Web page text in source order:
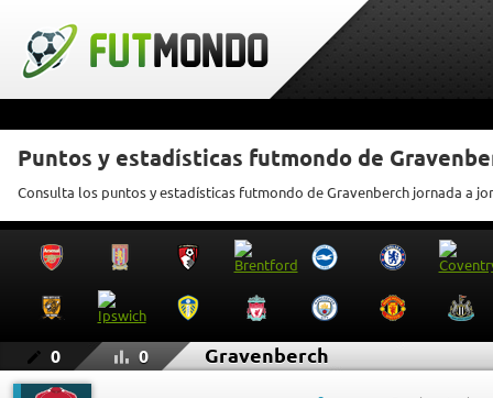
Puntos y estadísticas futmondo de
Consulta los puntos y estadísticas futmondo de Gravenberch jornada a
0 0 Gravenberch